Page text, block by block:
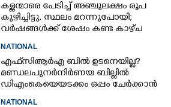
കള്ളന്മാരെ പേടിച്ച് അഞ്ചുലക്ഷം രൂപ
കുഴിച്ചിട്ടു, സ്ഥലം മറന്നുപോയി;
വർഷങ്ങൾക്ക് ശേഷം കണ്ട കാഴ്‌ച
NATIONAL
എഫ്‌സിആർഎ ബിൽ ഉടനെയില്ല?
മണ്ഡലപുനർനിർണയ ബില്ലിൽ
ഡിഎംകെയെയടക്കം ഒപ്പം ചേർക്കാൻ
NATIONAL